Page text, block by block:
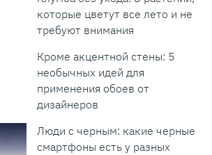
которые цветут все лето и не
требуют внимания
Кроме акцентной стены: 5
необычных идей для
применения обоев от
дизайнеров
Люди с черным: какие черные
смартфоны есть у разных